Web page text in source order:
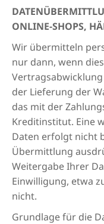
ONLINE-SHOPS,
Wir übermitteln
nur dann, wenn
der Lieferung der
das mit der
Kreditinstitut. Eine
Daten erfolgt nicht
Übermittlung
Weitergabe Ihrer
Einwilligung, etwa
nicht.
Grundlage für die